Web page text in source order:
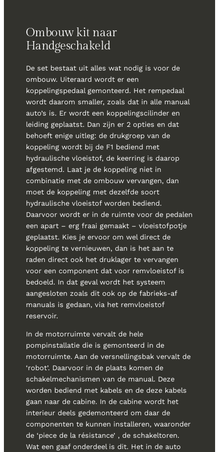
Ombouw kit naar
Handgeschakeld
De set bestaat uit alles wat nodig is voor de
ombouw. Uiteraard wordt er een
koppelingspedaal gemonteerd. Het rempedaal
wordt daarom smaller, zoals dat in alle manual
auto’s is. Er wordt een koppelingscilinder en
leiding geplaatst. Dan zijn er 2 opties en dat
behoeft enige uitleg: de drukgroep van de
koppeling wordt bij de F1 bediend met
hydraulische vloeistof, de keerring is daarop
afgestemd. Laat je de koppeling niet in
combinatie met de ombouw vervangen, dan
moet de koppeling met dezelfde soort
hydraulische vloeistof worden bediend.
Daarvoor wordt er in de ruimte voor de pedalen
een apart – erg fraai gemaakt – vloeistofpotje
geplaatst. Kies je ervoor om wel direct de
koppeling te vernieuwen, dan is het aan te
raden direct ook het druklager te vervangen
voor een component dat voor remvloeistof is
bedoeld. In dat geval wordt het systeem
aangesloten zoals dit ook op de fabrieks-af
manuals is gedaan, via het remvloeistof
reservoir.
In de motorruimte vervalt de hele
pompinstallatie die is gemonteerd in de
motorruimte. Aan de versnellingsbak vervalt de
‘robot’. Daarvoor in de plaats komen de
schakelmechanismen van de manual. Deze
worden bediend met kabels en de deze kabels
gaan naar de cabine. In de cabine wordt het
interieur deels gedemonteerd om daar de
componenten te kunnen installeren, waaronder
de ‘piece de la résistance’ , de schakeltoren.
Wat een gaaf onderdeel is dit. Het in de auto